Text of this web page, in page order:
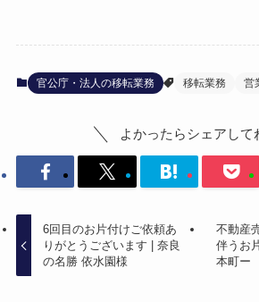
官公庁・法人の移転業務 移転業務 営
よかったらシェアして
6回目のお片付けご依頼あ
りがとうございます | 奈良
の名勝 依水園様
不動産
伴うお
本町ー